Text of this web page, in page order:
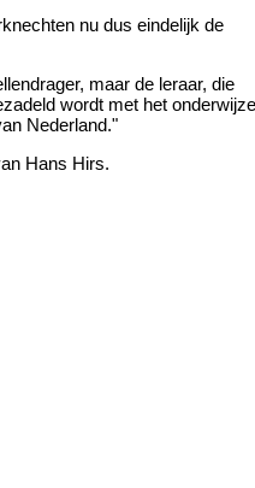
nu dus eindelijk de
maar de leraar, die
wordt met het
Nederland."
Hans Hirs.